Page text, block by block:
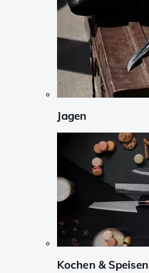
Jagen
Kochen & Speisen